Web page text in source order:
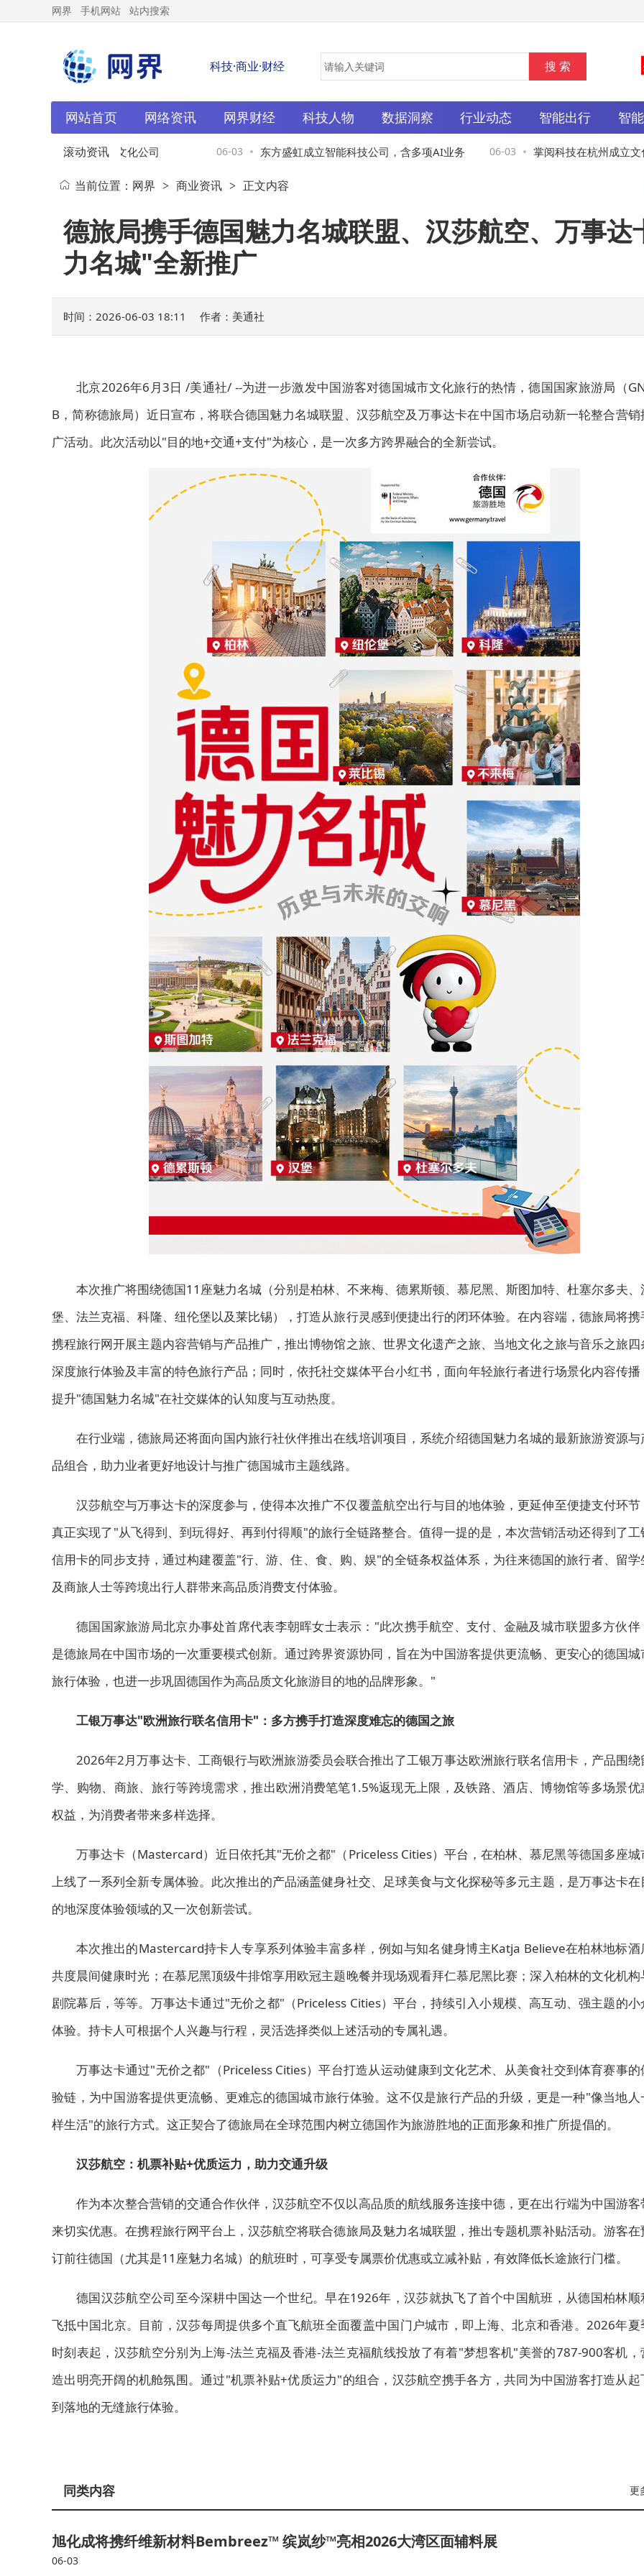
网界 手机网站 站内搜索
科技·商业·财经
网站首页 网络资讯 网界财经 科技人物 数据洞察 行业动态 智能出行 智
滚动资讯
等在云南成立旅游文化公司 06-03 东方盛虹成立智能科技公司，含多项AI业务 06-03 掌阅科技在杭州成立文化
当前位置： 网界 > 商业资讯 > 正文内容
德旅局携手德国魅力名城联盟、汉莎航空、万事
力名城"全新推广
时间：2026-06-03 18:11 作者：美通社
北京2026年6月3日 /美通社/ --为进一步激发中国游客对德国城市文化旅行的热情，德国国家旅游局（
B，简称德旅局）近日宣布，将联合德国魅力名城联盟、汉莎航空及万事达卡在中国市场启动新一轮整合营销
广活动。此次活动以"目的地+交通+支付"为核心，是一次多方跨界融合的全新尝试。
本次推广将围绕德国11座魅力名城（分别是柏林、不来梅、德累斯顿、慕尼黑、斯图加特、杜塞尔多夫、
堡、法兰克福、科隆、纽伦堡以及莱比锡），打造从旅行灵感到便捷出行的闭环体验。在内容端，德旅局将携
携程旅行网开展主题内容营销与产品推广，推出博物馆之旅、世界文化遗产之旅、当地文化之旅与音乐之旅四
深度旅行体验及丰富的特色旅行产品；同时，依托社交媒体平台小红书，面向年轻旅行者进行场景化内容传播
提升"德国魅力名城"在社交媒体的认知度与互动热度。
在行业端，德旅局还将面向国内旅行社伙伴推出在线培训项目，系统介绍德国魅力名城的最新旅游资源与
品组合，助力业者更好地设计与推广德国城市主题线路。
汉莎航空与万事达卡的深度参与，使得本次推广不仅覆盖航空出行与目的地体验，更延伸至便捷支付环节
真正实现了"从飞得到、到玩得好、再到付得顺"的旅行全链路整合。值得一提的是，本次营销活动还得到了工
信用卡的同步支持，通过构建覆盖"行、游、住、食、购、娱"的全链条权益体系，为往来德国的旅行者、留学
及商旅人士等跨境出行人群带来高品质消费支付体验。
德国国家旅游局北京办事处首席代表李朝晖女士表示："此次携手航空、支付、金融及城市联盟多方伙伴
是德旅局在中国市场的一次重要模式创新。通过跨界资源协同，旨在为中国游客提供更流畅、更安心的德国城
旅行体验，也进一步巩固德国作为高品质文化旅游目的地的品牌形象。"
工银万事达"欧洲旅行联名信用卡"：多方携手打造深度难忘的德国之旅
2026年2月万事达卡、工商银行与欧洲旅游委员会联合推出了工银万事达欧洲旅行联名信用卡，产品围绕
学、购物、商旅、旅行等跨境需求，推出欧洲消费笔笔1.5%返现无上限，及铁路、酒店、博物馆等多场景优
权益，为消费者带来多样选择。
万事达卡（Mastercard）近日依托其"无价之都"（Priceless Cities）平台，在柏林、慕尼黑等德国多座城
上线了一系列全新专属体验。此次推出的产品涵盖健身社交、足球美食与文化探秘等多元主题，是万事达卡在
的地深度体验领域的又一次创新尝试。
本次推出的Mastercard持卡人专享系列体验丰富多样，例如与知名健身博主Katja Believe在柏林地标酒
共度晨间健康时光；在慕尼黑顶级牛排馆享用欧冠主题晚餐并现场观看拜仁慕尼黑比赛；深入柏林的文化机构
剧院幕后，等等。万事达卡通过"无价之都"（Priceless Cities）平台，持续引入小规模、高互动、强主题的小
体验。持卡人可根据个人兴趣与行程，灵活选择类似上述活动的专属礼遇。
万事达卡通过"无价之都"（Priceless Cities）平台打造从运动健康到文化艺术、从美食社交到体育赛事的
验链，为中国游客提供更流畅、更难忘的德国城市旅行体验。这不仅是旅行产品的升级，更是一种"像当地人
样生活"的旅行方式。这正契合了德旅局在全球范围内树立德国作为旅游胜地的正面形象和推广所提倡的。
汉莎航空：机票补贴+优质运力，助力交通升级
作为本次整合营销的交通合作伙伴，汉莎航空不仅以高品质的航线服务连接中德，更在出行端为中国游客
来切实优惠。在携程旅行网平台上，汉莎航空将联合德旅局及魅力名城联盟，推出专题机票补贴活动。游客在
订前往德国（尤其是11座魅力名城）的航班时，可享受专属票价优惠或立减补贴，有效降低长途旅行门槛。
德国汉莎航空公司至今深耕中国达一个世纪。早在1926年，汉莎就执飞了首个中国航班，从德国柏林顺
飞抵中国北京。目前，汉莎每周提供多个直飞航班全面覆盖中国门户城市，即上海、北京和香港。2026年夏
时刻表起，汉莎航空分别为上海-法兰克福及香港-法兰克福航线投放了有着"梦想客机"美誉的787-900客机，
造出明亮开阔的机舱氛围。通过"机票补贴+优质运力"的组合，汉莎航空携手各方，共同为中国游客打造从起
到落地的无缝旅行体验。
更
同类内容
旭化成将携纤维新材料Bembreez™ 缤岚纱™亮相2026大湾区面辅料展
06-03